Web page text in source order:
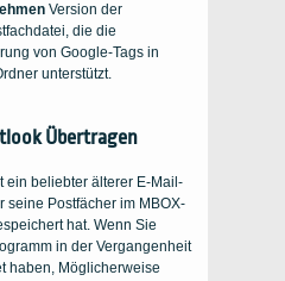
Version der
die die
von Google-Tags in
unterstützt.
Übertragen
ein beliebter älterer E-Mail-
seine Postfächer im MBOX-
hat. Wenn Sie
in der Vergangenheit
haben, Möglicherweise